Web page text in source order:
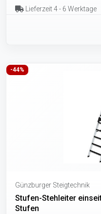
Lieferzeit 4 - 6 Werktage
-44%
Günzburger Steigtechnik
Stufen-Stehleiter
Stufen